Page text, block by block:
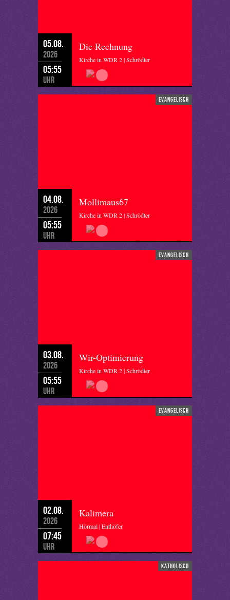
05.08.
2026
05:55
Uhr
Die Rechnung
Kirche in WDR 2 | Schrödter
evangelisch
04.08.
2026
05:55
Uhr
Mollimaus67
Kirche in WDR 2 | Schrödter
evangelisch
03.08.
2026
05:55
Uhr
Wir-Optimierung
Kirche in WDR 2 | Schrödter
evangelisch
02.08.
2026
07:45
Uhr
Kalimera
Hörmal | Enthöfer
katholisch